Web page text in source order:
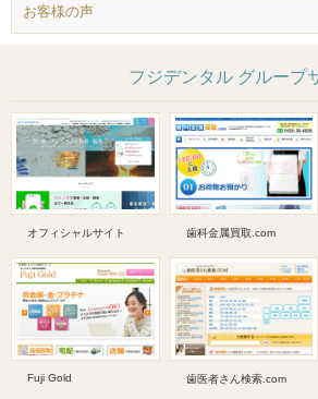
お客様の声
フジデンタル グループ
オフィシャルサイト 歯科金属買取.com
Fuji Gold 歯医者さん検索.com